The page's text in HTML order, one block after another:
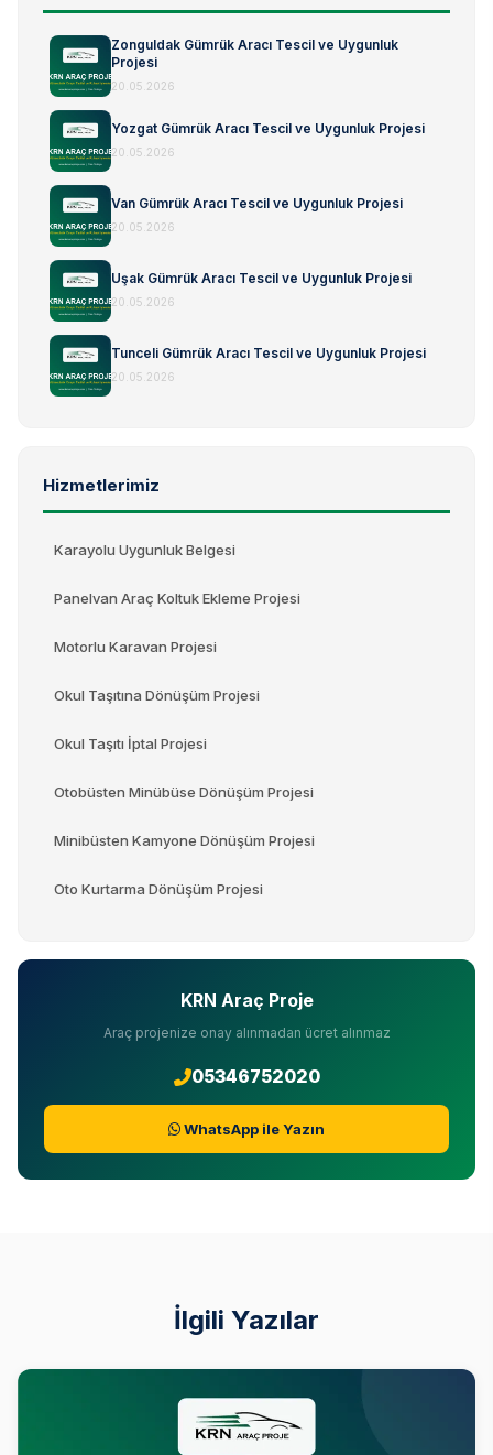
Zonguldak Gümrük Aracı Tescil ve Uygunluk
Projesi
20.05.2026
Yozgat Gümrük Aracı Tescil ve Uygunluk Projesi
20.05.2026
Van Gümrük Aracı Tescil ve Uygunluk Projesi
20.05.2026
Uşak Gümrük Aracı Tescil ve Uygunluk Projesi
20.05.2026
Tunceli Gümrük Aracı Tescil ve Uygunluk Projesi
20.05.2026
Hizmetlerimiz
Karayolu Uygunluk Belgesi
Panelvan Araç Koltuk Ekleme Projesi
Motorlu Karavan Projesi
Okul Taşıtına Dönüşüm Projesi
Okul Taşıtı İptal Projesi
Otobüsten Minübüse Dönüşüm Projesi
Minibüsten Kamyone Dönüşüm Projesi
Oto Kurtarma Dönüşüm Projesi
KRN Araç Proje
Araç projenize onay alınmadan ücret alınmaz
05346752020
WhatsApp ile Yazın
İlgili Yazılar